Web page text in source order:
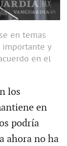
en temas
importante y
en el
los
en
podría
ahora no ha